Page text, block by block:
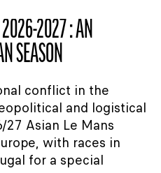
2027 : AN
SEASON
conflict in the
and logistical
Asian Le Mans
with races in
for a special